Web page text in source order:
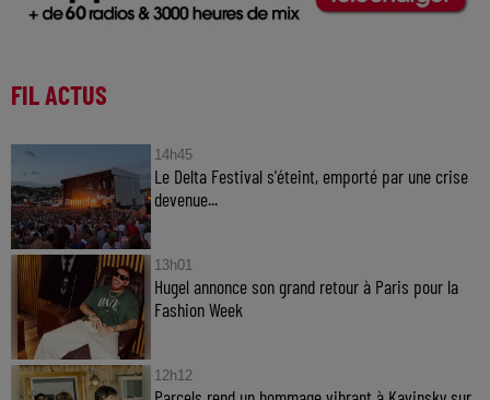
FIL ACTUS
14h45
Le Delta Festival s'éteint, emporté par une crise
devenue...
13h01
Hugel annonce son grand retour à Paris pour la
Fashion Week
12h12